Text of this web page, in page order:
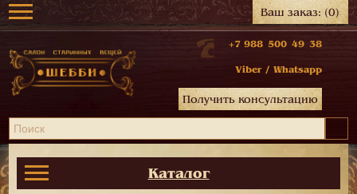
Ваш заказ:(0)
+7 988 500 49 38
Viber / Whatsapp
Получить консультацию
Каталог